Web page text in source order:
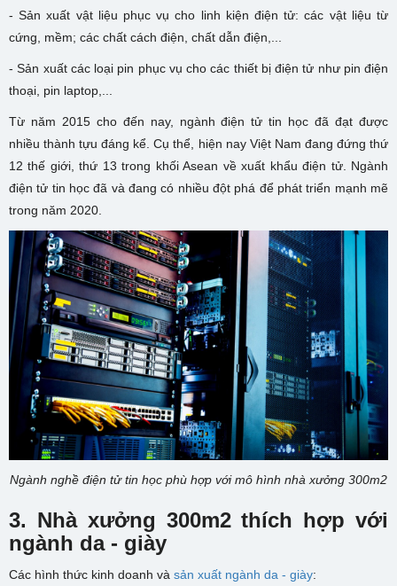
- Sản xuất vật liệu phục vụ cho linh kiện điện tử: các vật liệu từ
cứng, mềm; các chất cách điện, chất dẫn điện,...
- Sản xuất các loại pin phục vụ cho các thiết bị điện tử như pin điện
thoại, pin laptop,...
Từ năm 2015 cho đến nay, ngành điện tử tin học đã đạt được
nhiều thành tựu đáng kể. Cụ thể, hiện nay Việt Nam đang đứng thứ
12 thế giới, thứ 13 trong khối Asean về xuất khẩu điện tử. Ngành
điện tử tin học đã và đang có nhiều đột phá để phát triển mạnh mẽ
trong năm 2020.
Ngành nghề điện tử tin học phù hợp với mô hình nhà xưởng 300m2
3. Nhà xưởng 300m2 thích hợp với
ngành da - giày
Các hình thức kinh doanh và sản xuất ngành da - giày: